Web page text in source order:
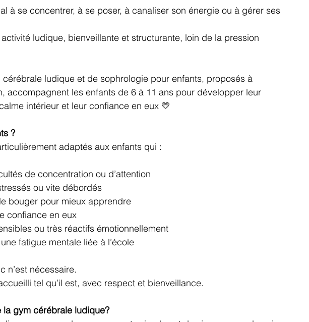
à se concentrer, à se poser, à canaliser son énergie ou à gérer ses
ludique, bienveillante et structurante, loin de la pression
cérébrale ludique et de sophrologie pour enfants, proposés à
accompagnent les enfants de 6 à 11 ans pour développer leur
intérieur et leur confiance en eux 💛
?
adaptés aux enfants qui :
de concentration ou d’attention
ou vite débordés
bouger pour mieux apprendre
confiance en eux
ou très réactifs émotionnellement
fatigue mentale liée à l’école
n’est nécessaire.
tel qu’il est, avec respect et bienveillance.
la gym cérébrale ludique?